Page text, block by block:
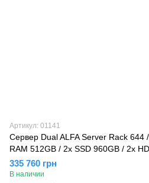
Артикул: 01141
Сервер Dual ALFA Server Rack 644
RAM 512GB / 2x SSD 960GB / 2x
335 760 грн
В наличии